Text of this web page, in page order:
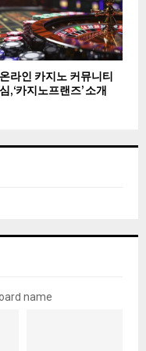
라인 카지노 커뮤니티
, ‘카지노프랜즈’ 소개
name